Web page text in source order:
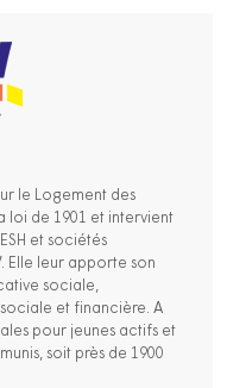
le Logement des
loi de 1901 et intervient
et sociétés
Elle leur apporte son
sociale,
et financière. A
pour jeunes actifs et
soit près de 1900